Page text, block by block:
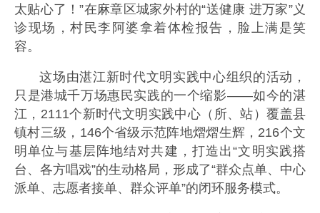
太贴心了！”在麻章区城家外村的“送健康 进万家”义
诊现场，村民李阿婆拿着体检报告，脸上满是笑
容。
这场由湛江新时代文明实践中心组织的活动，
只是港城千万场惠民实践的一个缩影——如今的湛
江，2111个新时代文明实践中心（所、站）覆盖县
镇村三级，146个省级示范阵地熠熠生辉，216个文
明单位与基层阵地结对共建，打造出“文明实践搭
台、各方唱戏”的生动格局，形成了“群众点单、中心
派单、志愿者接单、群众评单”的闭环服务模式。